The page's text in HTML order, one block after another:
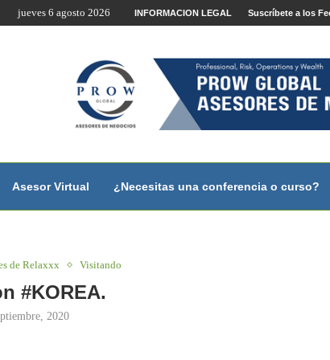
por Internet y Videoconferencia.
jueves 6 agosto 2026 INFORMACION LEGAL Suscríbete a los
Asesor Virtual ¿Necesitas una conferencia o curso?
de Relaxxx Visitando
#KOREA.
2020